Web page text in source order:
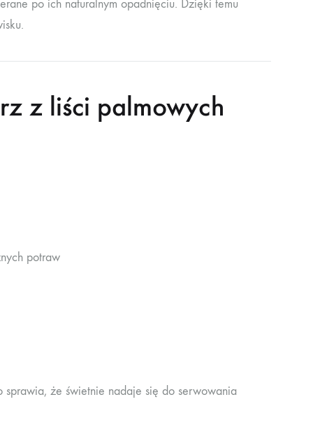
po ich naturalnym opadnięciu. Dzięki temu
z liści palmowych
potraw
sprawia, że świetnie nadaje się do serwowania